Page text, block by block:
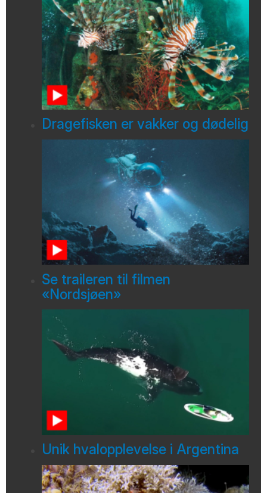
Dragefisken er vakker og dødelig
Se traileren til filmen
«Nordsjøen»
Unik hvalopplevelse i Argentina